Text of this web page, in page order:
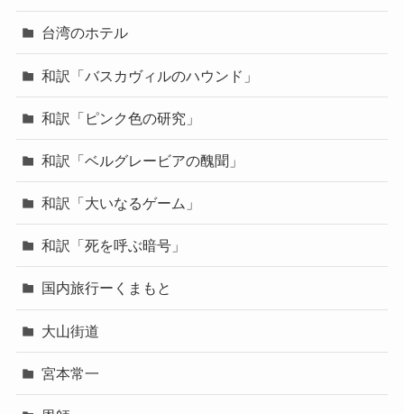
台湾のホテル
和訳「バスカヴィルのハウンド」
和訳「ピンク色の研究」
和訳「ベルグレービアの醜聞」
和訳「大いなるゲーム」
和訳「死を呼ぶ暗号」
国内旅行ーくまもと
大山街道
宮本常一